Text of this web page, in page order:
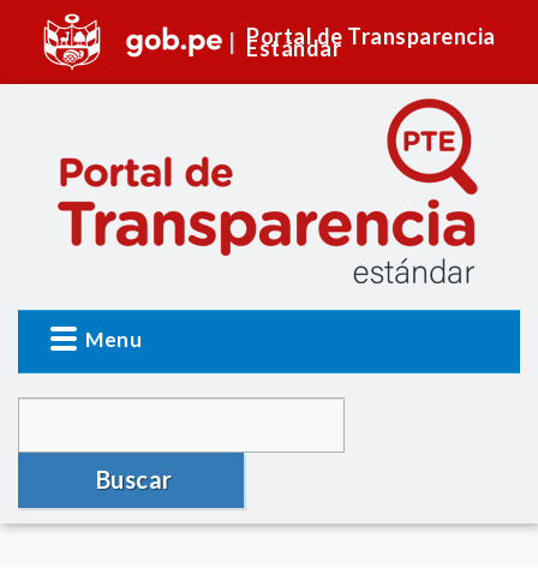
Portal de Transparencia
Estándar
Menu
Buscar